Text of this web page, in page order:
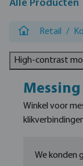
Alle Producten
Retail /
High-contrast
Winkel voor
We konden